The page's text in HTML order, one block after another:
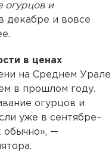
огурцов и
декабре и вовсе
в ценах
на Среднем Урале
в прошлом году.
огурцов и
уже в сентябре–
обычно», —